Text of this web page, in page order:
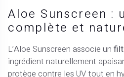
Aloe Sunscreen :
complète et
L’Aloe Sunscreen associe un
ingrédient naturellement
protège contre les UV tout en